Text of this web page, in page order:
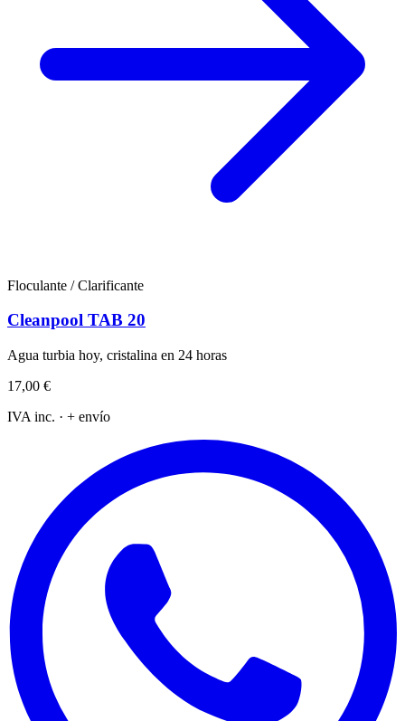
Floculante / Clarificante
Cleanpool TAB 20
Agua turbia hoy, cristalina en 24 horas
17,00 €
IVA inc. · + envío